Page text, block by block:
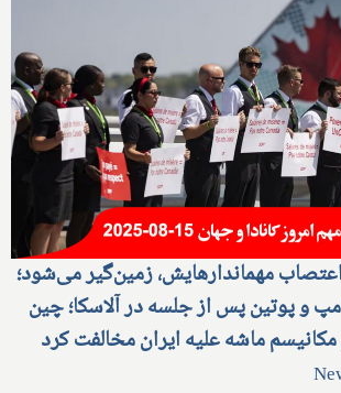
اعتصاب مهماندارهایش، زمین‌گیر می‌شود؛
و پوتین پس از جلسه در آلاسکا؛ چین
ماشه علیه ایران مخالفت کرد